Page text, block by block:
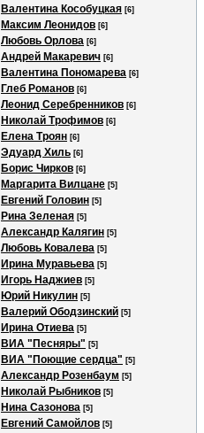
Валентина Кособуцкая [6]
Максим Леонидов [6]
Любовь Орлова [6]
Андрей Макаревич [6]
Валентина Пономарева [6]
Глеб Романов [6]
Леонид Серебренников [6]
Николай Трофимов [6]
Елена Троян [6]
Эдуард Хиль [6]
Борис Чирков [6]
Маргарита Вилцане [5]
Евгений Головин [5]
Рина Зеленая [5]
Александр Калягин [5]
Любовь Ковалева [5]
Ирина Муравьева [5]
Игорь Наджиев [5]
Юрий Никулин [5]
Валерий Ободзинский [5]
Ирина Отиева [5]
ВИА "Песняры" [5]
ВИА "Поющие сердца" [5]
Александр Розенбаум [5]
Николай Рыбников [5]
Нина Сазонова [5]
Евгений Самойлов [5]